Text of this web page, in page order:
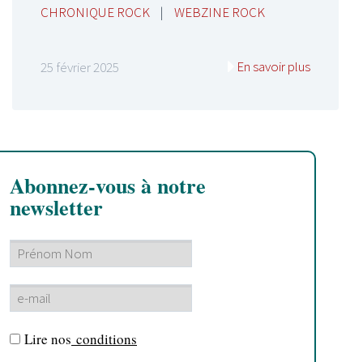
CHRONIQUE ROCK | WEBZINE ROCK
25 février 2025 En savoir plus
Abonnez-vous à notre
newsletter
Lire nos conditions